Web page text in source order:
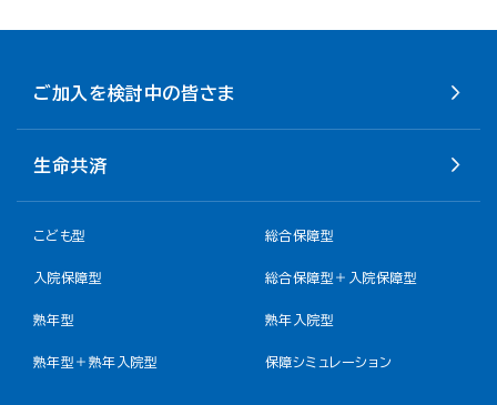
ご加入を検討中の皆さま
生命共済
こども型 総合保障型
入院保障型 総合保障型＋入院保障型
熟年型 熟年入院型
熟年型＋熟年入院型 保障シミュレーション